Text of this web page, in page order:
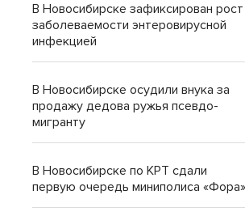
В Новосибирске зафиксирован рост
заболеваемости энтеровирусной
инфекцией
В Новосибирске осудили внука за
продажу дедова ружья псевдо-
мигранту
В Новосибирске по КРТ сдали
первую очередь миниполиса «Фора»